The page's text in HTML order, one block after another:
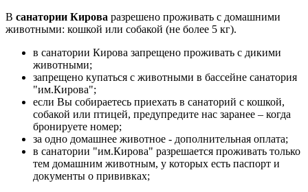
В санатории Кирова разрешено проживать с домашними
животными: кошкой или собакой (не более 5 кг).
в санатории Кирова запрещено проживать с дикими
животными;
запрещено купаться с животными в бассейне санатория
"им.Кирова";
если Вы собираетесь приехать в санаторий с кошкой,
собакой или птицей, предупредите нас заранее – когда
бронируете номер;
за одно домашнее животное - дополнительная оплата;
в санатории "им.Кирова" разрешается проживать только
тем домашним животным, у которых есть паспорт и
документы о прививках;